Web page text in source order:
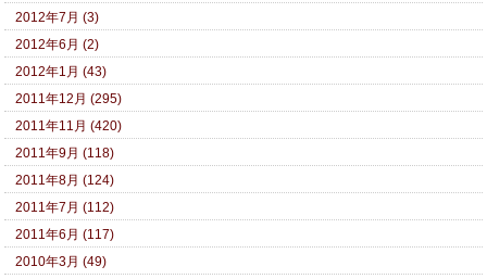
2012年7月 (3)
2012年6月 (2)
2012年1月 (43)
2011年12月 (295)
2011年11月 (420)
2011年9月 (118)
2011年8月 (124)
2011年7月 (112)
2011年6月 (117)
2010年3月 (49)